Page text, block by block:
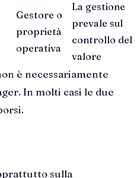
Gestore o
proprietà
operativa
La gestione
prevale sul
controllo del
valore
è necessariamente
In molti casi le due
sulla